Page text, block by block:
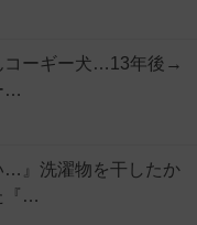
コーギー犬…13年後→
…
…』洗濯物を干したか
『…